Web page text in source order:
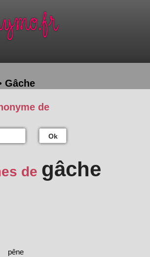
Gâche
de
Ok
de gâche
pêne